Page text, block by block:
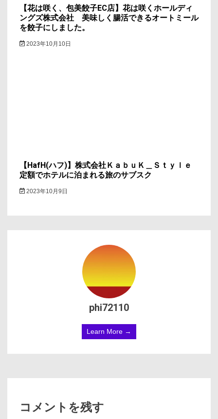
【花は咲く、包美餃子EC店】花は咲くホールディ
ングズ株式会社 美味しく腸活できるオートミール
を餃子にしました。
2023年10月10日
【HafH(ハフ)】株式会社ＫａｂｕＫ＿Ｓｔｙｌｅ
定額でホテルに泊まれる旅のサブスク
2023年10月9日
phi72110
Learn More →
コメントを残す